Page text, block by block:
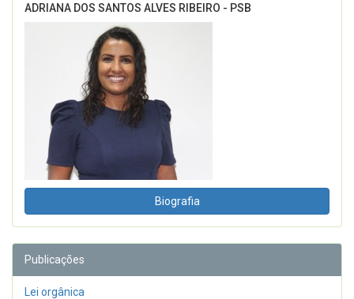
ADRIANA DOS SANTOS ALVES RIBEIRO - PSB
Biografia
Publicações
Lei orgânica